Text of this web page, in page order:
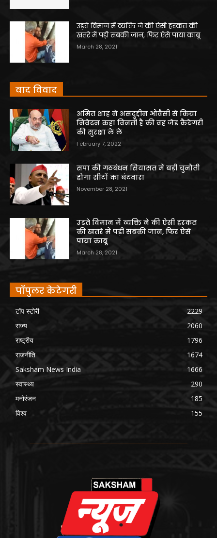
उड़ते विमान में व्यक्ति ने की ऐसी हरकत की
खतरे में पड़ी सबकी जान, फिर ऐसे पाया काबू
March 28, 2021
वाद विवाद
अमित शाह ने असदुद्दीन ओवैसी से किया
निवेदन कहा विनती है की वह जेड कैटेगरी
की सुरक्षा ले ले
February 7, 2022
सपा की गठबंधन सियासत में बड़ी चुनौती
होगा सीटों का बंटवारा
November 28, 2021
उड़ते विमान में व्यक्ति ने की ऐसी हरकत
की खतरे में पड़ी सबकी जान, फिर ऐसे
पाया काबू
March 28, 2021
पॉपुलर केटेगरी
टॉप स्टोरी
2229
राज्य
2060
राष्ट्रीय
1796
राजनीति
1674
Saksham News India
1666
स्वास्थ्य
290
मनोरंजन
185
विश्व
155